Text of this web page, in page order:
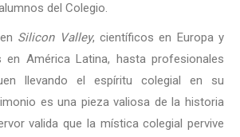
del Colegio.
Silicon Valley, científicos en Europa y
en América Latina, hasta profesionales
llevando el espíritu colegial en su
es una pieza valiosa de la historia
valida que la mística colegial pervive